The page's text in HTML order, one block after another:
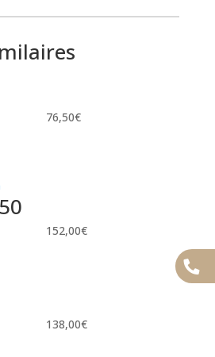
76,50€
152,00€
138,00€